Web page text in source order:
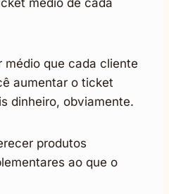
médio de cada
que cada cliente
aumentar o ticket
dinheiro, obviamente.
produtos
ao que o